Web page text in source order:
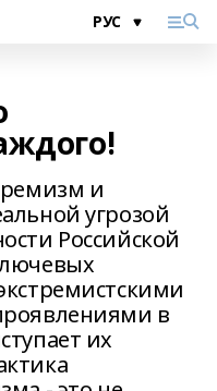
и
угрозой
Российской
в
их